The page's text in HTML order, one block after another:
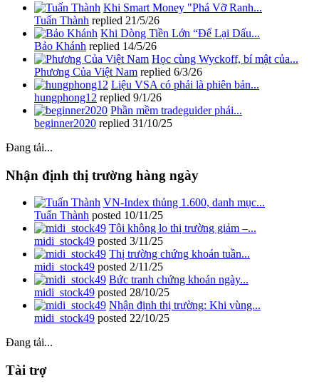
Khi Smart Money "Phá Vỡ Ranh...
Tuấn Thành replied 21/5/26
Khi Dòng Tiền Lớn “Để Lại Dấu...
Bảo Khánh replied 14/5/26
Học cùng Wyckoff, bí mật của...
Phương Của Việt Nam replied 6/3/26
Liệu VSA có phải là phiên bản...
hungphong12 replied 9/1/26
Phần mềm tradeguider phái...
beginner2020 replied 31/10/25
Đang tải...
Nhận định thị trường hàng ngày
VN-Index thủng 1.600, danh mục...
Tuấn Thành posted 10/11/25
Tôi không lo thị trường giảm –...
midi_stock49 posted 3/11/25
Thị trường chứng khoán tuần...
midi_stock49 posted 2/11/25
Bức tranh chứng khoán ngày...
midi_stock49 posted 28/10/25
Nhận định thị trường: Khi vùng...
midi_stock49 posted 22/10/25
Đang tải...
Tài trợ